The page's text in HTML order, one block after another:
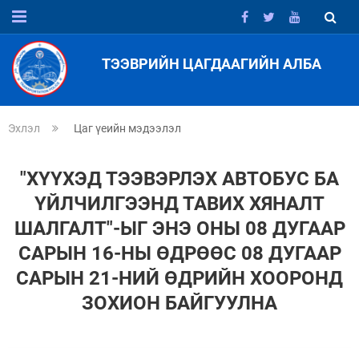
ТЭЭВРИЙН ЦАГДААГИЙН АЛБА
Эхлэл Цаг үеийн мэдээлэл
"ХҮҮХЭД ТЭЭВЭРЛЭХ АВТОБУС БА
ҮЙЛЧИЛГЭЭНД ТАВИХ ХЯНАЛТ
ШАЛГАЛТ"-ЫГ ЭНЭ ОНЫ 08 ДУГААР
САРЫН 16-НЫ ӨДРӨӨС 08 ДУГААР
САРЫН 21-НИЙ ӨДРИЙН ХООРОНД
ЗОХИОН БАЙГУУЛНА